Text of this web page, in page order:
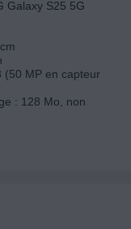
Galaxy S25 5G
(50 MP en capteur
: 128 Mo, non